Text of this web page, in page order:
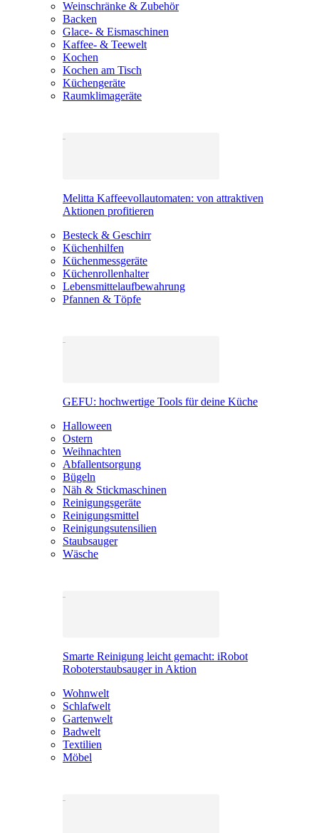
Weinschränke & Zubehör
Backen
Glace- & Eismaschinen
Kaffee- & Teewelt
Kochen
Kochen am Tisch
Küchengeräte
Raumklimageräte
Melitta Kaffeevollautomaten: von attraktiven
Aktionen profitieren
Besteck & Geschirr
Küchenhilfen
Küchenmessgeräte
Küchenrollenhalter
Lebensmittelaufbewahrung
Pfannen & Töpfe
GEFU: hochwertige Tools für deine Küche
Halloween
Ostern
Weihnachten
Abfallentsorgung
Bügeln
Näh & Stickmaschinen
Reinigungsgeräte
Reinigungsmittel
Reinigungsutensilien
Staubsauger
Wäsche
Smarte Reinigung leicht gemacht: iRobot
Roboterstaubsauger in Aktion
Wohnwelt
Schlafwelt
Gartenwelt
Badwelt
Textilien
Möbel